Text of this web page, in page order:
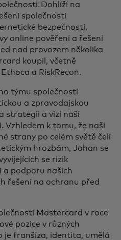
Dohlíží na
společnosti
bezpečnosti,
online pověření a řešení
nad provozem několika
koupil, včetně
a RiskRecon.
týmu společnosti
a zpravodajskou
strategii a vizi naší
Vzhledem k tomu, že naši
strany po celém světě čelí
hrozbám, Johan se
se rizik
a podporu našich
řešení na ochranu před
Mastercard v roce
pozice v různých
je franšíza, identita, umělá